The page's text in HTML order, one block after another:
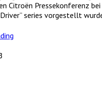
Citroën Pressekonferenz
series vorgestellt